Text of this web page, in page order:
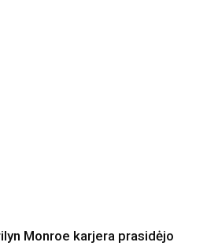
Monroe karjera prasidėjo